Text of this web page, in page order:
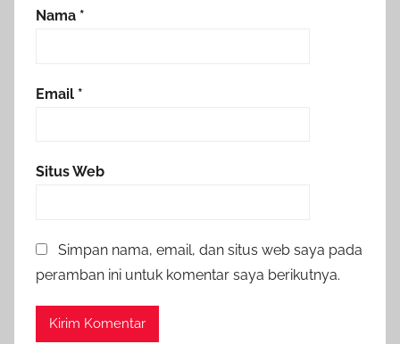
Nama *
Email *
Situs Web
Simpan nama, email, dan situs web saya pada
peramban ini untuk komentar saya berikutnya.